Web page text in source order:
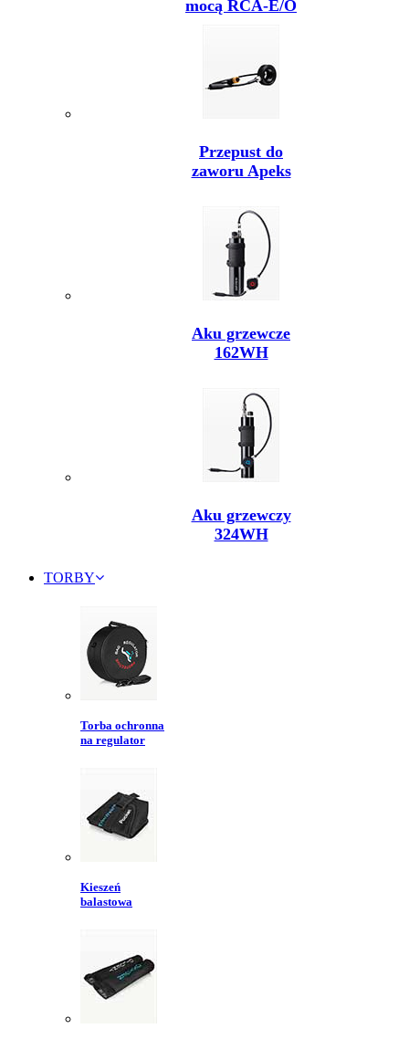
mocą RCA-E/O
Przepust do
zaworu Apeks
Aku grzewcze
162WH
Aku grzewczy
324WH
TORBY
Torba ochronna
na regulator
Kieszeń
balastowa